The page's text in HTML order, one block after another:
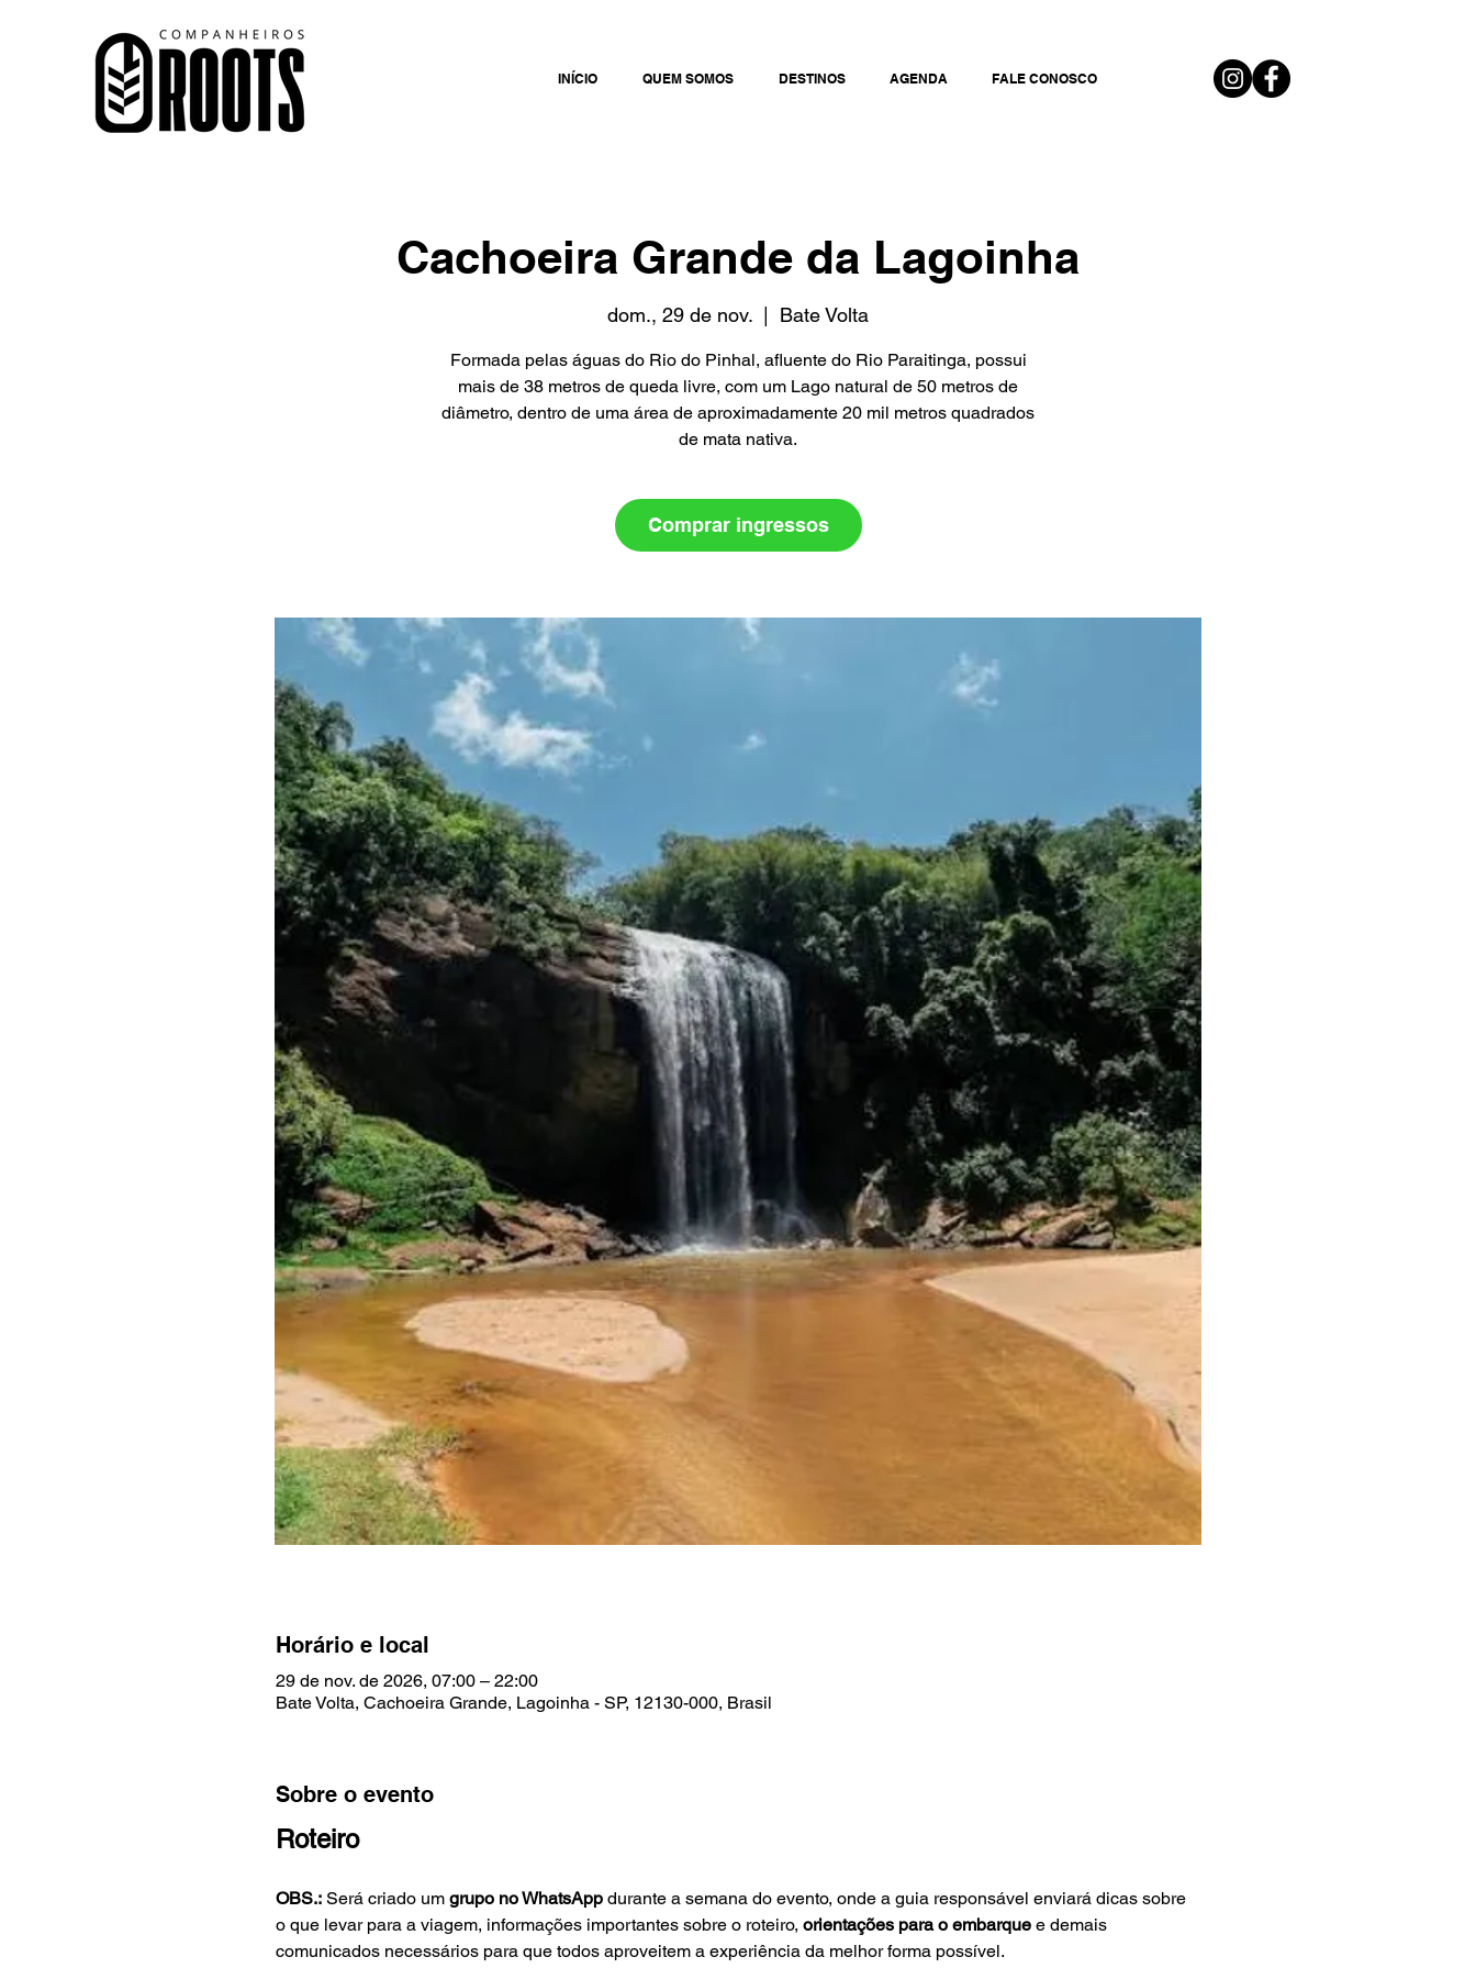
INÍCIO QUEM SOMOS DESTINOS AGENDA FALE CONOSCO
Cachoeira Grande da Lagoinha
dom., 29 de nov.
  |
Bate Volta
Formada pelas águas do Rio do Pinhal, afluente do Rio Paraitinga, possui
mais de 38 metros de queda livre, com um Lago natural de 50 metros de
diâmetro, dentro de uma área de aproximadamente 20 mil metros quadrados
de mata nativa.
Comprar ingressos
Horário e local
29 de nov. de 2026, 07:00 – 22:00
Bate Volta, Cachoeira Grande, Lagoinha - SP, 12130-000, Brasil
Sobre o evento
Roteiro
OBS.: Será criado um grupo no WhatsApp durante a semana do evento, onde a guia responsável enviará dicas sobre
o que levar para a viagem, informações importantes sobre o roteiro, orientações para o embarque e demais
comunicados necessários para que todos aproveitem a experiência da melhor forma possível.